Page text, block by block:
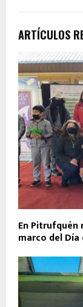
ARTÍCULOS
En
marco del